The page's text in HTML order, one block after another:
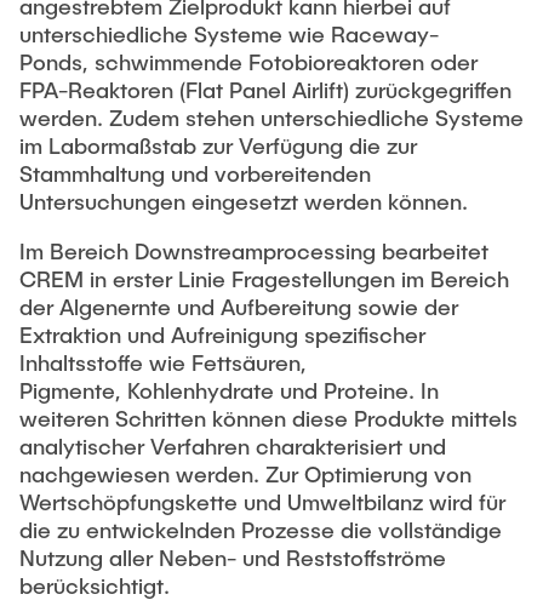
angestrebtem Zielprodukt kann hierbei auf
unterschiedliche Systeme wie Raceway-
Ponds, schwimmende Fotobioreaktoren oder
FPA-Reaktoren (Flat Panel Airlift) zurückgegriffen
werden. Zudem stehen unterschiedliche Systeme
im Labormaßstab zur Verfügung die zur
Stammhaltung und vorbereitenden
Untersuchungen eingesetzt werden können.
Im Bereich Downstreamprocessing bearbeitet
CREM in erster Linie Fragestellungen im Bereich
der Algenernte und Aufbereitung sowie der
Extraktion und Aufreinigung spezifischer
Inhaltsstoffe wie Fettsäuren,
Pigmente, Kohlenhydrate und Proteine. In
weiteren Schritten können diese Produkte mittels
analytischer Verfahren charakterisiert und
nachgewiesen werden. Zur Optimierung von
Wertschöpfungskette und Umweltbilanz wird für
die zu entwickelnden Prozesse die vollständige
Nutzung aller Neben- und Reststoffströme
berücksichtigt.